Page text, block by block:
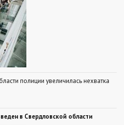
полиции увеличилась нехватка
в Свердловской области